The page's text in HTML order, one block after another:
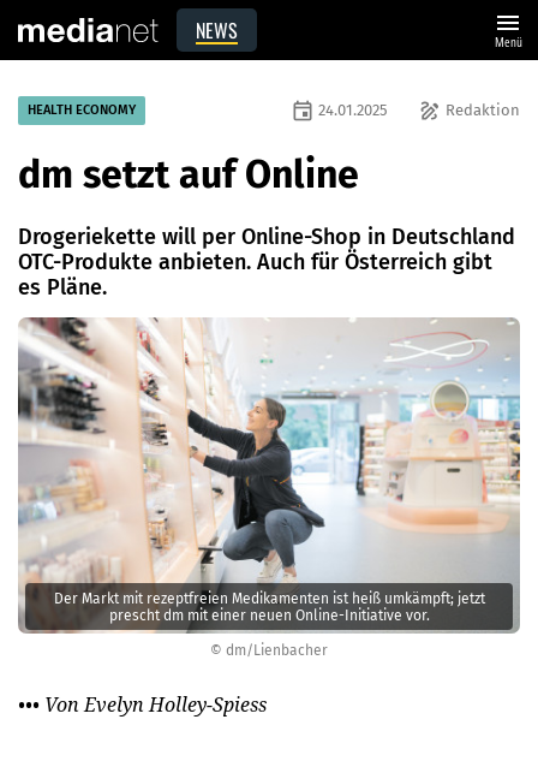
NEWS menu
Menü
© dm/Lienbacher
Der Markt mit rezeptfreien Medikamenten ist heiß umkämpft; jetzt
prescht dm mit einer neuen Online-Initiative vor.
HEALTH ECONOMY draw Redaktion
event 24.01.2025
dm setzt auf Online
Drogeriekette will per Online-Shop in Deutschland
OTC-Produkte anbieten. Auch für Österreich gibt
es Pläne.
••• Von Evelyn Holley-Spiess